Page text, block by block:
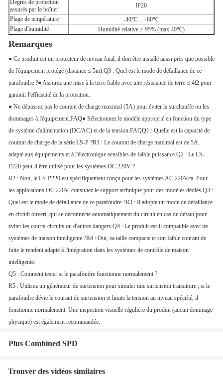
Degrés de protection
assurés par le boîtier
IP20
Plage de température
-40℃…+80℃
Plage d'humidité
Humidité relative ≤ 95% (max 40℃)
Remarques
● Ce produit est un protecteur de niveau final, il doit être installé aussi près que possible
de l'équipement protégé (distance ≤ 5m).Q3 : Quel est le mode de défaillance de ce
parafoudre ?● Assurez une mise à la terre fiable avec une résistance de terre ≤ 4Ω pour
garantir l'efficacité de la protection.
● Ne dépassez pas le courant de charge maximal (5A) pour éviter la surchauffe ou les
dommages à l'équipement.FAQ● Sélectionnez le modèle approprié en fonction du type
de système d'alimentation (DC/AC) et de la tension.FAQQ1 : Quelle est la capacité de
courant de charge de la série LS-P ?R1 : Le courant de charge maximal est de 5A,
adapté aux équipements et à l'électronique sensibles de faible puissance.Q2 : Le LS-
P220 peut-il être utilisé pour les systèmes DC 220V ?
R2 : Non, le LS-P220 est spécifiquement conçu pour les systèmes AC 220Vca. Pour
les applications DC 220V, consultez le support technique pour des modèles dédiés.Q3 :
Quel est le mode de défaillance de ce parafoudre ?R3 : Il adopte un mode de défaillance
en circuit ouvert, qui se déconnecte automatiquement du circuit en cas de défaut pour
éviter les courts-circuits ou d'autres dangers.Q4 : Le produit est-il compatible avec les
systèmes de maison intelligente ?R4 : Oui, sa taille compacte et son faible courant de
fuite le rendent adapté à l'intégration dans les systèmes de contrôle de maison
intelligente.
Q5 : Comment tester si le parafoudre fonctionne normalement ?
R5 : Utilisez un générateur de surtension pour simuler une surtension transitoire ; si le
parafoudre dévie le courant de surtension et limite la tension au niveau spécifié, il
fonctionne normalement. Une inspection visuelle régulière du produit (aucun dommage
physique) est également recommandée.
Plus Combined SPD
Trouver des vidéos similaires